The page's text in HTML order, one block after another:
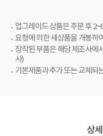
업그레이드 상품은 주문 후
요청에 의한 새상품을 개봉하
장착된 부품은 해당 제조사에
사)
기본제품과 추가 또는 교체되
상